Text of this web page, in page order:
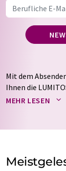
Mit dem
Ihnen die
Newsletter per E-
auf Basis unserer
Einwilligung
MEHR LESEN